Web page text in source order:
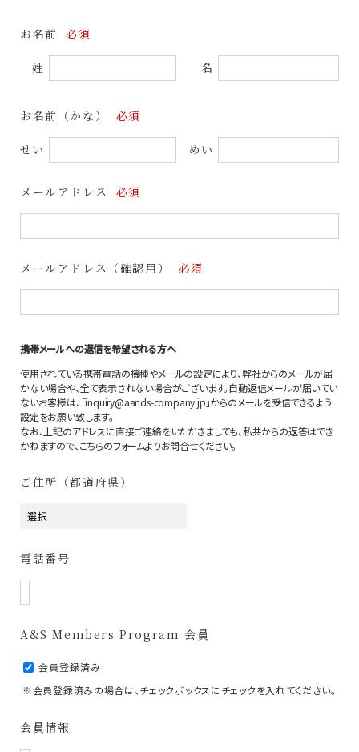
お名前 必須
姓 名
お名前（かな） 必須
せい めい
メールアドレス 必須
メールアドレス（確認用） 必須
携帯メールへの返信を希望される方へ
使用されている携帯電話の機種やメールの設定により、弊社からのメールが届
かない場合や、全て表示されない場合がございます。自動返信メールが届いてい
ないお客様は、「inquiry@aands-company.jp」からのメールを受信できるよう
設定をお願い致します。
なお、上記のアドレスに直接ご連絡をいただきましても、私共からの返答はでき
かねますので、こちらのフォームよりお問合せください。
ご住所（都道府県）
電話番号
A&S Members Program 会員
会員登録済み
※会員登録済みの場合は、チェックボックスにチェックを入れてください。
会員情報